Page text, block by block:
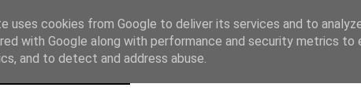
uses cookies from Google to deliver its services and to
with Google along with performance and security metrics to
and to detect and address abuse.